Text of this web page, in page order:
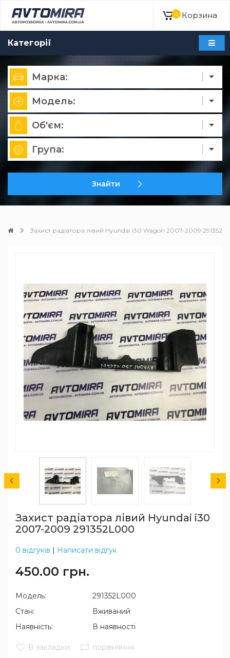
0 Корзина
Категорії
Марка:
Модель:
Об'єм:
Група:
Знайти
Захист радіатора лівий Hyundai i30 Wagon 2007-2009
Захист радіатора лівий Hyundai i30
2007-2009 291352L000
0 відгуків | Написати відгук
450.00 грн.
Модель:
291352L000
Стан:
Вживаний
Наявність:
В наявності
В закладки порівняння